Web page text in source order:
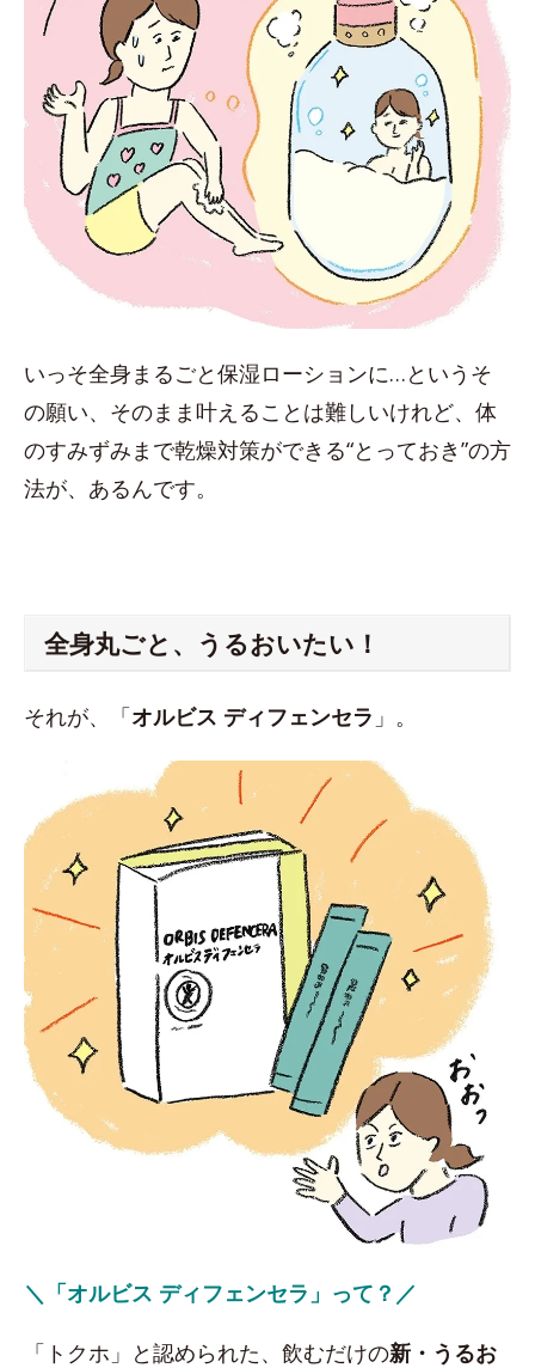
いっそ全身まるごと保湿ローションに…というそ
の願い、そのまま叶えることは難しいけれど、体
のすみずみまで乾燥対策ができる“とっておき”の方
法が、あるんです。
全身丸ごと、うるおいたい！
それが、「オルビス ディフェンセラ 」。
＼「オルビス ディフェンセラ」って？／
「トクホ」と認められた、飲むだけの新・うるお